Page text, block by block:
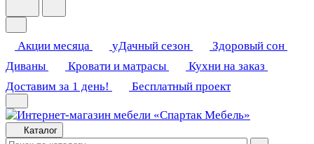
Акции месяца уДачный сезон
Здоровый сон
Диваны
Кровати и матрасы
Кухни на заказ
Доставим за 1 день!
Бесплатный проект
Каталог